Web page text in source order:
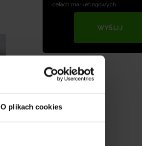
O plikach cookies
celach marketingowych
WYŚLIJ